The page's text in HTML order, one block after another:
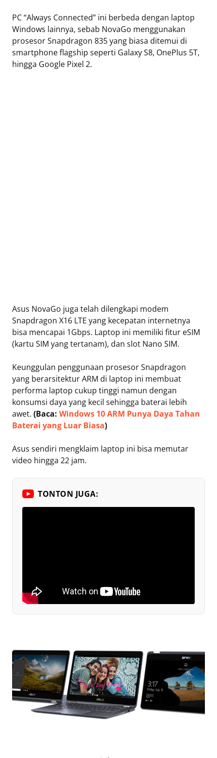
PC “Always Connected” ini berbeda dengan laptop
Windows lainnya, sebab NovaGo menggunakan
prosesor Snapdragon 835 yang biasa ditemui di
smartphone flagship seperti Galaxy S8, OnePlus 5T,
hingga Google Pixel 2.
Asus NovaGo juga telah dilengkapi modem
Snapdragon X16 LTE yang kecepatan internetnya
bisa mencapai 1Gbps. Laptop ini memiliki fitur eSIM
(kartu SIM yang tertanam), dan slot Nano SIM.
Keunggulan penggunaan prosesor Snapdragon
yang berarsitektur ARM di laptop ini membuat
performa laptop cukup tinggi namun dengan
konsumsi daya yang kecil sehingga baterai lebih
awet. (Baca: Windows 10 ARM Punya Daya Tahan
Baterai yang Luar Biasa)
Asus sendiri mengklaim laptop ini bisa memutar
video hingga 22 jam.
TONTON JUGA: